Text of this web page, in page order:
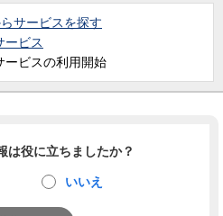
サービスを探す
ービス
ービスの利用開始
は役に立ちましたか？
いいえ